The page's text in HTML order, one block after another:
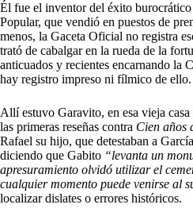
Él fue el inventor del éxito
Popular, que vendió en puestos de
menos, la Gaceta Oficial no registra
trató de cabalgar en la rueda de la
anticuados y recientes encarnando la
hay registro impreso ni fílmico de ello.
Allí estuvo Garavito, en esa vieja
las primeras reseñas contra Cien años
Rafael su hijo, que detestaban a
diciendo que Gabito “levanta un
apresuramiento olvidó utilizar el
cualquier momento puede venirse al
localizar dislates o errores históricos.